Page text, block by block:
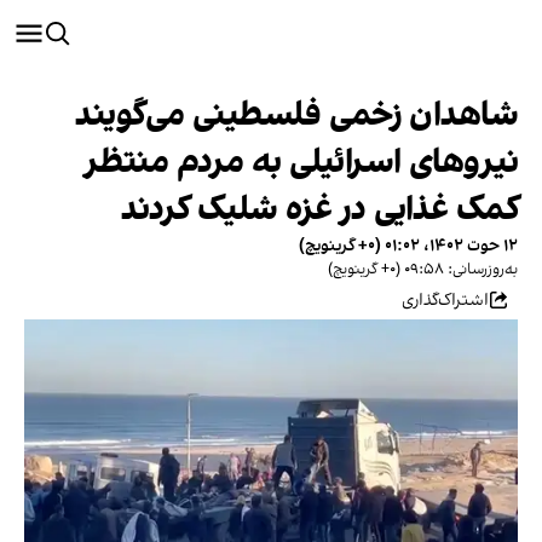
شاهدان زخمی فلسطینی می‌گویند
نیروهای اسرائيلی به مردم منتظر
کمک غذایی در غزه شلیک کردند
۱۲ حوت ۱۴۰۲، ۰۱:۰۲ (‎+۰ گرینویچ)
به‌روزرسانی: ۰۹:۵۸ (‎+۰ گرینویچ)
اشتراک‌گذاری